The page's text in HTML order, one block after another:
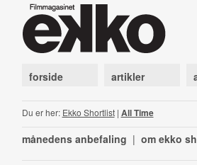
forside artikler
Du er her: Ekko Shortlist| All Time
månedens anbefaling | om ekko